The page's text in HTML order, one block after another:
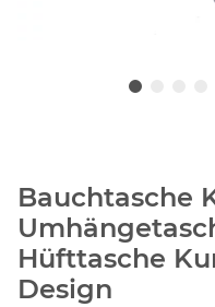
Bauchtasche
Hüfttasche
Design